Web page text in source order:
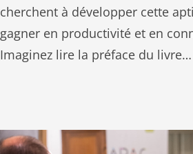
cherchent à développer cette
gagner en productivité et en
Imaginez lire la préface du livre…